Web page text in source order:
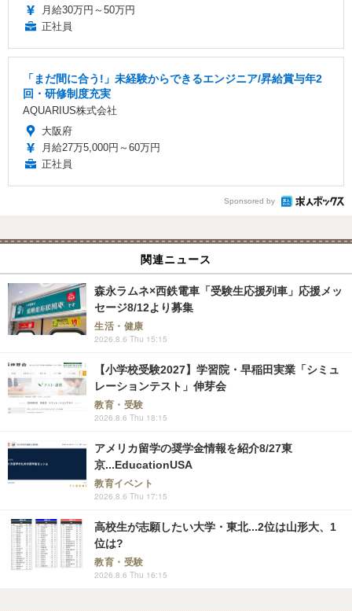
月給30万円～50万円
正社員
「まだ間に合う!」未経験からできるエンジニア/昇給賞与年2
回・研修制度充実
AQUARIUS株式会社
大阪府
月給27万5,000円～60万円
正社員
Sponsored by
関連ニュース
森永ラムネ×西鉄電車「受験生応援列車」応援メッ
セージ8/12より募集
生活・健康
2026.8.6 Thu 15:15
【小学校受験2027】学習院・早稲田実業「シミュ
レーションテスト」伸芽会
教育・受験
2026.8.6 Thu 18:15
アメリカ留学の奨学金情報を紹介8/27東
京...EducationUSA
教育イベント
2026.8.6 Thu 17:15
高校生が志願したい大学・東北...2位は山形大、1
位は?
教育・受験
2026.8.6 Thu 16:15